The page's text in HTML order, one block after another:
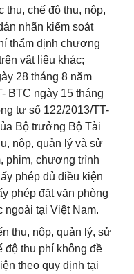
chế độ thu, nộp,
nhãn kiểm soát
thẩm định chương
vật liệu khác;
28 tháng 8 năm
BTC ngày 15 tháng
tư số 122/2013/TT-
Bộ trưởng Bộ Tài
nộp, quản lý và sử
phim, chương trình
phép đủ điều kiện
phép đặt văn phòng
tại Việt Nam.
thu, nộp, quản lý, sử
độ thu phí không đề
theo quy định tại